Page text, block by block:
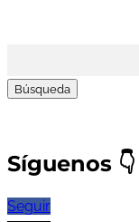
Síguenos 👇
Seguir